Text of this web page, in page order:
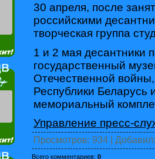
30 апреля, после
российскими
творческая группа
1 и 2 мая десантники
государственный
Отечественной
Республики Беларусь
мемориальный
Управление пресс-
Просмотров: 934 | Добавил
Всего комментариев: 0